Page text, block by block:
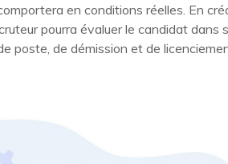
en conditions réelles. En
pourra évaluer le candidat dans
poste, de démission et de